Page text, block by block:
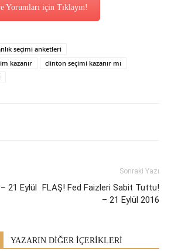
Yorumları için Tıklayın!
seçimi anketleri
kazanır
clinton seçimi kazanır mı
21 Eylül
Sonraki Yazı
FLAŞ! Fed Faizleri Sabit Tuttu!
– 21 Eylül 2016
YAZARIN DİĞER İÇERİKLERİ